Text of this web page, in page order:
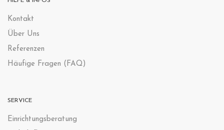
Kontakt
Über Uns
Referenzen
Häufige Fragen (FAQ)
SERVICE
Einrichtungsberatung